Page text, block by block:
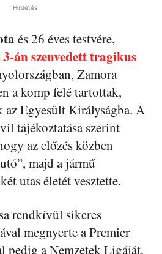
Hirdetés
és 26 éves testvére,
án szenvedett tragikus
Zamora
a komp felé tartottak,
az Egyesült Királyságba. A
tájékoztatása szerint
az előzés közben
majd a jármű
utas életét vesztette.
rendkívül sikeres
megnyerte a Premier
pedig a Nemzetek Ligáját,